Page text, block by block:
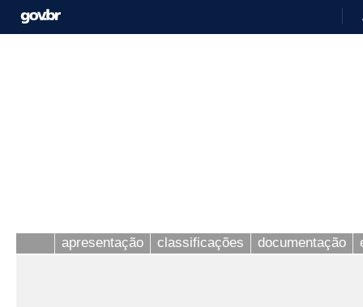
apresentação classificações documentação